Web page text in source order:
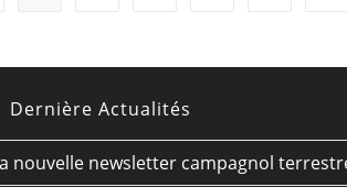
Dernière Actualités
nouvelle newsletter campagnol